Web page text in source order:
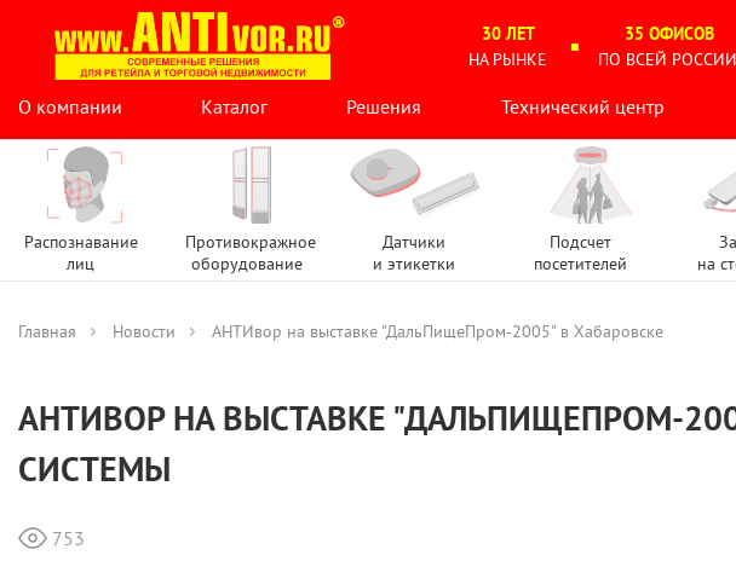
30 ЛЕТ
НА РЫНКЕ
35 ОФИСОВ
ПО ВСЕЙ РОССИИ
О компании
Каталог Решения Технический центр
Распознавание
лиц
Противокражное
оборудование
Датчики
и этикетки
Подсчет
посетителей
на
Главная Новости АНТИвор на выставке "ДальПищеПром-2005" в Хабаровске
АНТИВОР НА ВЫСТАВКЕ "ДАЛЬПИЩЕПРОМ-
СИСТЕМЫ
753